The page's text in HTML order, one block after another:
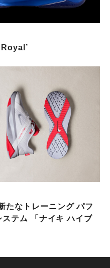
たなトレーニング パフ
テム 「ナイキ ハイブ